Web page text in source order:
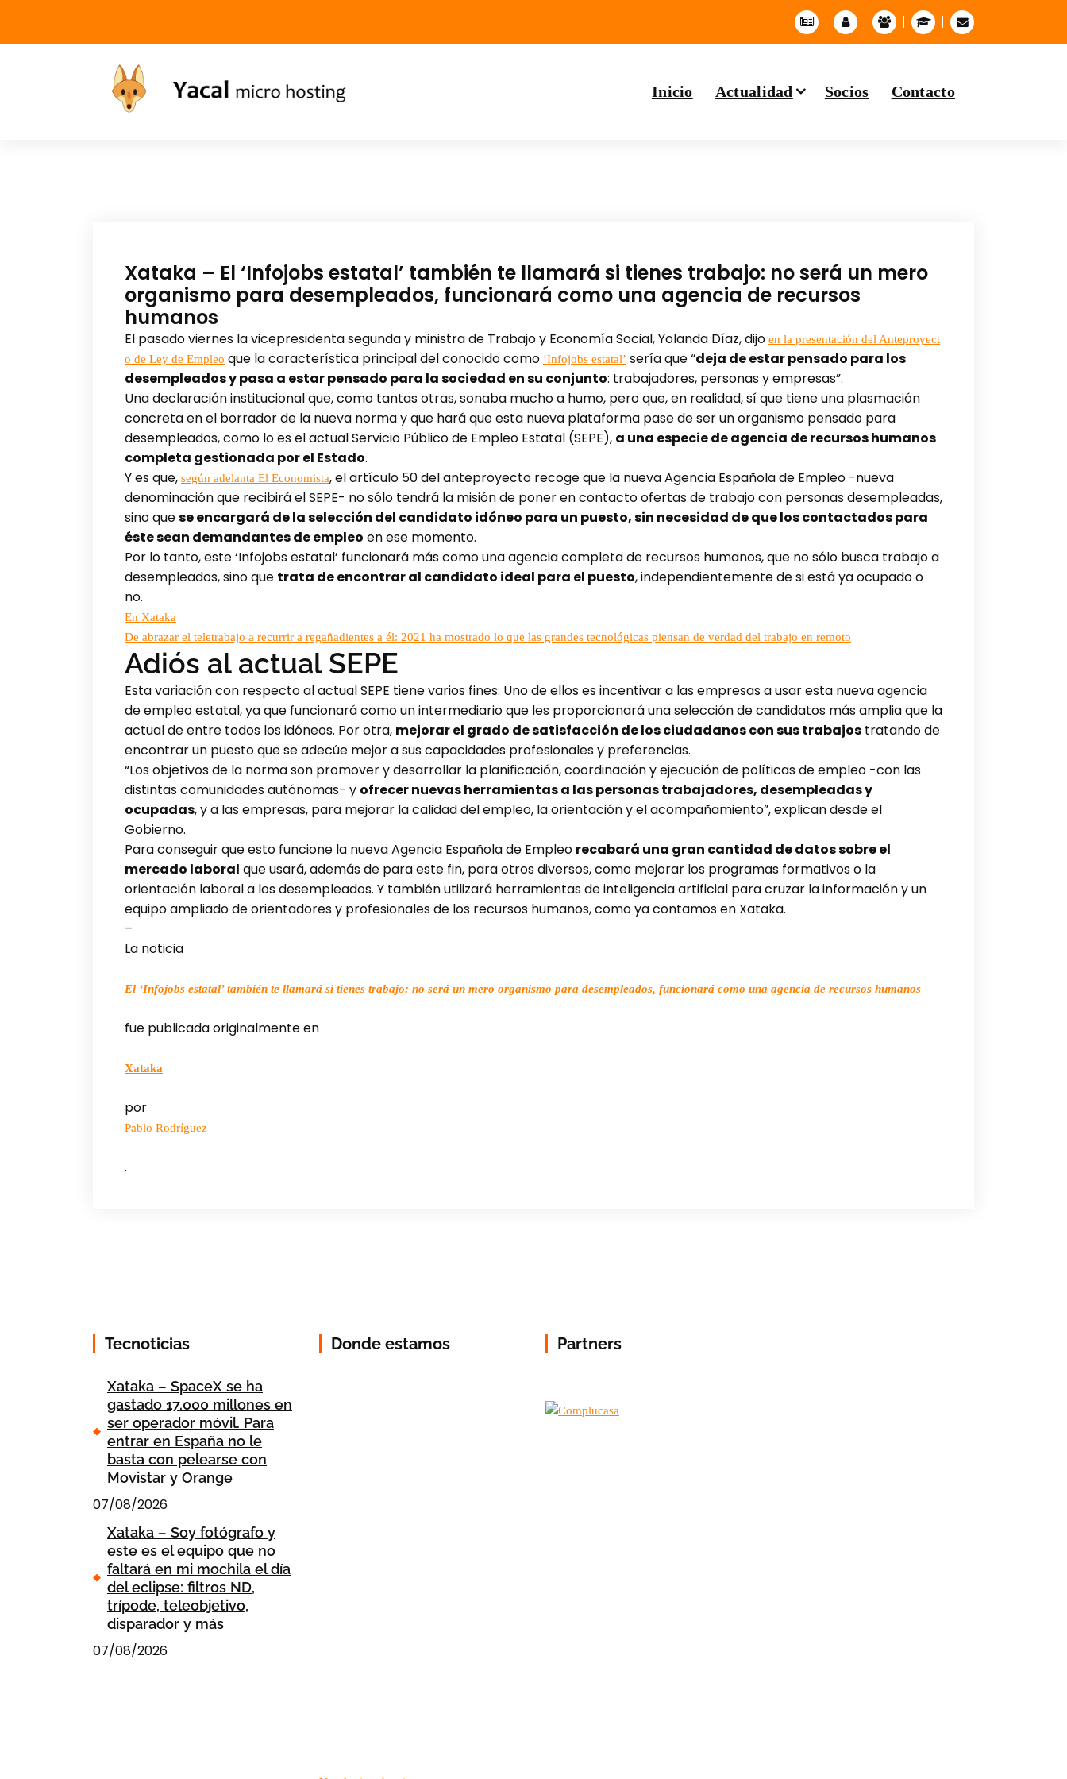
Inicio Actualidad Socios Contacto
Xataka – El ‘Infojobs estatal’ también te llamará si tienes trabajo: no será un mero
organismo para desempleados, funcionará como una agencia de recursos
humanos
El pasado viernes la vicepresidenta segunda y ministra de Trabajo y Economía Social, Yolanda Díaz, dijo en la presentación del Anteproyect
o de Ley de Empleo que la característica principal del conocido como ‘Infojobs estatal’ sería que “deja de estar pensado para los
desempleados y pasa a estar pensado para la sociedad en su conjunto: trabajadores, personas y empresas”.
Una declaración institucional que, como tantas otras, sonaba mucho a humo, pero que, en realidad, sí que tiene una plasmación
concreta en el borrador de la nueva norma y que hará que esta nueva plataforma pase de ser un organismo pensado para
desempleados, como lo es el actual Servicio Público de Empleo Estatal (SEPE), a una especie de agencia de recursos humanos
completa gestionada por el Estado.
Y es que, según adelanta El Economista, el artículo 50 del anteproyecto recoge que la nueva Agencia Española de Empleo -nueva
denominación que recibirá el SEPE- no sólo tendrá la misión de poner en contacto ofertas de trabajo con personas desempleadas,
sino quese encargará de la selección del candidato idóneo para un puesto, sin necesidad de que los contactados para
éste sean demandantes de empleo en ese momento.
Por lo tanto, este ‘Infojobs estatal’ funcionará más como una agencia completa de recursos humanos, que no sólo busca trabajo a
desempleados, sino que trata de encontrar al candidato ideal para el puesto, independientemente de si está ya ocupado o
no.
En Xataka
De abrazar el teletrabajo a recurrir a regañadientes a él: 2021 ha mostrado lo que las grandes tecnológicas piensan de verdad del trabajo en remoto
Adiós al actual SEPE
Esta variación con respecto al actual SEPE tiene varios fines. Uno de ellos es incentivar a las empresas a usar esta nueva agencia
de empleo estatal, ya que funcionará como un intermediario que les proporcionará una selección de candidatos más amplia que la
actual de entre todos los idóneos. Por otra, mejorar el grado de satisfacción de los ciudadanos con sus trabajos tratando de
encontrar un puesto que se adecúe mejor a sus capacidades profesionales y preferencias.
“Los objetivos de la norma son promover y desarrollar la planificación, coordinación y ejecución de políticas de empleo -con las
distintas comunidades autónomas- y ofrecer nuevas herramientas a las personas trabajadores, desempleadas y
ocupadas, y a las empresas, para mejorar la calidad del empleo, la orientación y el acompañamiento”, explican desde el
Gobierno.
Para conseguir que esto funcione la nueva Agencia Española de Empleo recabará una gran cantidad de datos sobre el
mercado laboral que usará, además de para este fin, para otros diversos, como mejorar los programas formativos o la
orientación laboral a los desempleados. Y también utilizará herramientas de inteligencia artificial para cruzar la información y un
equipo ampliado de orientadores y profesionales de los recursos humanos, como ya contamos en Xataka.
–
La noticia
El ‘Infojobs estatal’ también te llamará si tienes trabajo: no será un mero organismo para desempleados, funcionará como una agencia de recursos humanos
fue publicada originalmente en
Xataka
por
Pablo Rodríguez
.
Tecnoticias
Xataka – SpaceX se ha
gastado 17.000 millones en
ser operador móvil. Para
entrar en España no le
basta con pelearse con
Movistar y Orange
07/08/2026
Xataka – Soy fotógrafo y
este es el equipo que no
faltará en mi mochila el día
del eclipse: filtros ND,
trípode, teleobjetivo,
disparador y más
07/08/2026
Donde estamos Partners